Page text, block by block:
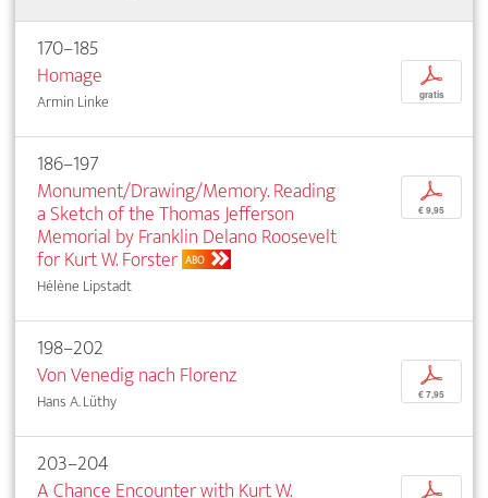
170–185
Homage
Armin Linke
p
gratis
186–197
Monument/Drawing/Memory. Reading
a Sketch of the Thomas Jefferson
Memorial by Franklin Delano Roosevelt
for Kurt W. Forster ABO
Hélène Lipstadt
p
€ 9,95
198–202
Von Venedig nach Florenz
Hans A. Lüthy
p
€ 7,95
203–204
A Chance Encounter with Kurt W.
p